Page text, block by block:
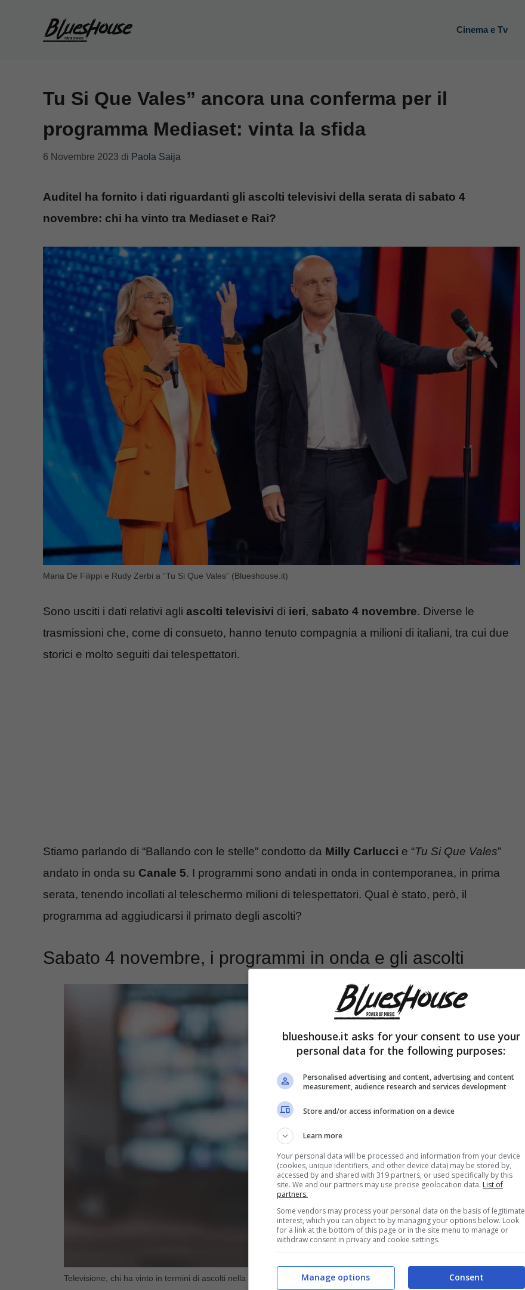
Cinema e Tv
Tu Si Que Vales” ancora una conferma per il
programma Mediaset: vinta la sfida
6 Novembre 2023 di Paola Saija
Auditel ha fornito i dati riguardanti gli ascolti televisivi della serata di sabato 4
novembre: chi ha vinto tra Mediaset e Rai?
Maria De Filippi e Rudy Zerbi a “Tu Si Que Vales” (Blueshouse.it)
Sono usciti i dati relativi agli ascolti televisivi di ieri, sabato 4 novembre. Diverse le
trasmissioni che, come di consueto, hanno tenuto compagnia a milioni di italiani, tra cui due
storici e molto seguiti dai telespettatori.
Stiamo parlando di “Ballando con le stelle” condotto da Milly Carlucci e “Tu Si Que Vales”
andato in onda su Canale 5. I programmi sono andati in onda in contemporanea, in prima
serata, tenendo incollati al teleschermo milioni di telespettatori. Qual è stato, però, il
programma ad aggiudicarsi il primato degli ascolti?
Sabato 4 novembre, i programmi in onda e gli ascolti
Televisione, chi ha vinto in termini di ascolti nella serata di sabato 4 novembre (Blueshouse.it)
blueshouse.it asks for your consent to use your
personal data for the following purposes:
Personalised advertising and content, advertising and content
measurement, audience research and services development
Store and/or access information on a device
Learn more
Your personal data will be processed and information from your device
(cookies, unique identifiers, and other device data) may be stored by,
accessed by and shared with 319 partners, or used specifically by this
site. We and our partners may use precise geolocation data. List of
partners.
Some vendors may process your personal data on the basis of legitimate
interest, which you can object to by managing your options below. Look
for a link at the bottom of this page or in the site menu to manage or
withdraw consent in privacy and cookie settings.
Consent
Manage options